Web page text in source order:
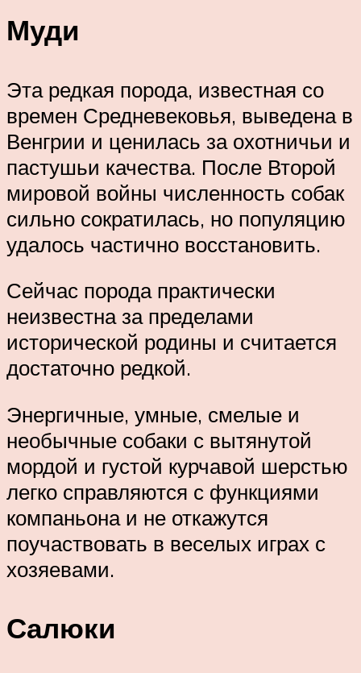
Муди
Эта редкая порода, известная со
времен Средневековья, выведена в
Венгрии и ценилась за охотничьи и
пастушьи качества. После Второй
мировой войны численность собак
сильно сократилась, но популяцию
удалось частично восстановить.
Сейчас порода практически
неизвестна за пределами
исторической родины и считается
достаточно редкой.
Энергичные, умные, смелые и
необычные собаки с вытянутой
мордой и густой курчавой шерстью
легко справляются с функциями
компаньона и не откажутся
поучаствовать в веселых играх с
хозяевами.
Салюки